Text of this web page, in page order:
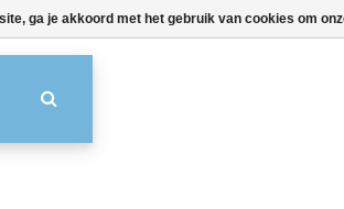
ga je akkoord met het gebruik van cookies om